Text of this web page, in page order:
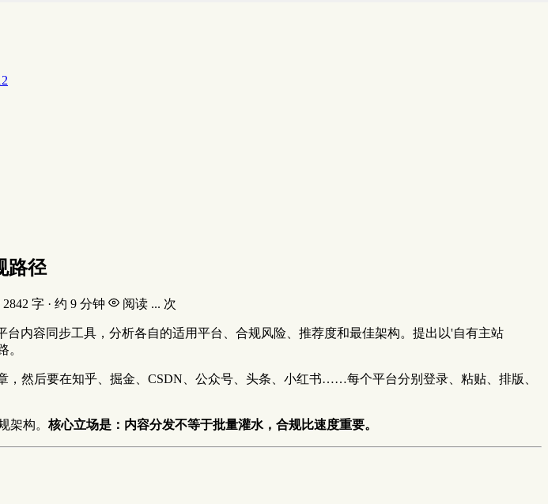
路径
2842 字 · 约 9 分钟 阅读 ... 次
平台内容同步工具，分析各自的适用平台、合规风险、推荐度和最佳架构。提出以'自有主站
。
然后要在知乎、掘金、CSDN、公众号、头条、小红书……每个平台分别登录、粘贴、排版、
架构。 核心立场是：内容分发不等于批量灌水，合规比速度重要。